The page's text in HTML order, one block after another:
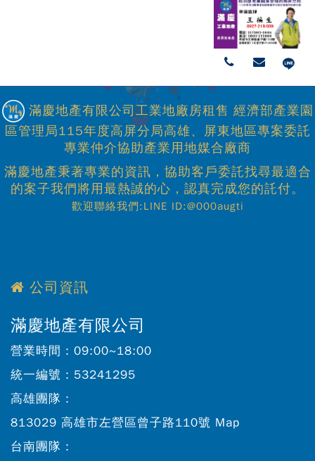
滿慶地產有限公司工業地廠房租售 經濟部產業園
區管理局115年度高屏分局高雄、屏東地區專案委託
專業仲介協助產業用地媒合廠商
滿慶地產秉著專業的資訊，協助客戶委託找尋最適合
的案子我們將用最熱誠的心，認真完成您的託付。
歡迎聯絡我們:LINE ID:@000augti
公司資訊
滿慶地產有限公司
營業時間： 09:00~18:00
統一編號： 53241295
高雄團隊：
813029 高雄市左營區曾子路110號 Map
台南團隊：